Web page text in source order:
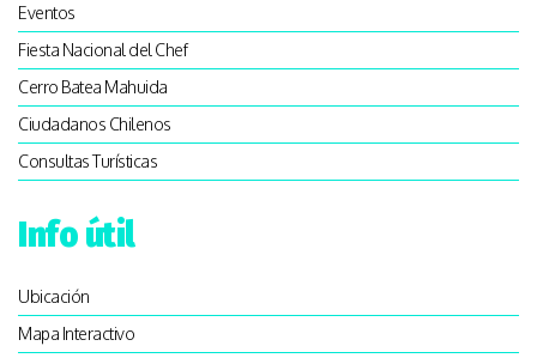
Eventos
Fiesta Nacional del Chef
Cerro Batea Mahuida
Ciudadanos Chilenos
Consultas Turísticas
Info útil
Ubicación
Mapa Interactivo